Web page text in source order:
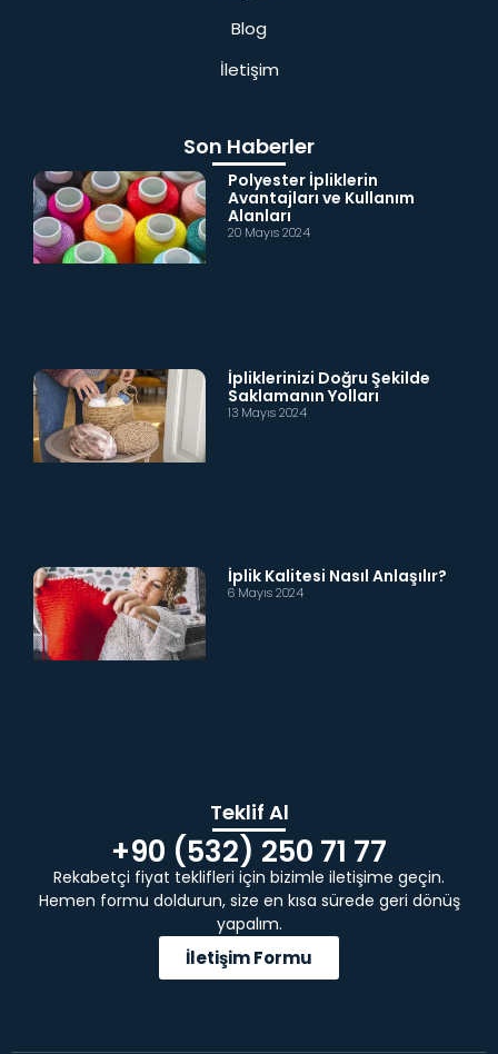
Blog
İletişim
Son Haberler
Polyester İpliklerin
Avantajları ve Kullanım
Alanları
20 Mayıs 2024
İpliklerinizi Doğru Şekilde
Saklamanın Yolları
13 Mayıs 2024
İplik Kalitesi Nasıl Anlaşılır?
6 Mayıs 2024
Teklif Al
+90 (532) 250 71 77
Rekabetçi fiyat teklifleri için bizimle iletişime geçin.
Hemen formu doldurun, size en kısa sürede geri dönüş
yapalım.
İletişim Formu